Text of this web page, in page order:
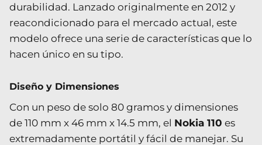
durabilidad. Lanzado originalmente en 2012 y
reacondicionado para el mercado actual, este
modelo ofrece una serie de características que lo
hacen único en su tipo.
Diseño y Dimensiones
Con un peso de solo 80 gramos y dimensiones
de 110 mm x 46 mm x 14.5 mm, el Nokia 110 es
extremadamente portátil y fácil de manejar. Su